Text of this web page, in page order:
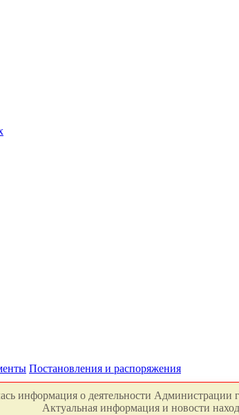
Постановления и распоряжения
информация о деятельности Администрации
Актуальная информация и новости